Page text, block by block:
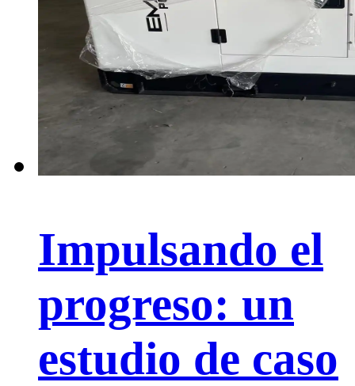
Impulsando el
progreso: un
estudio de caso